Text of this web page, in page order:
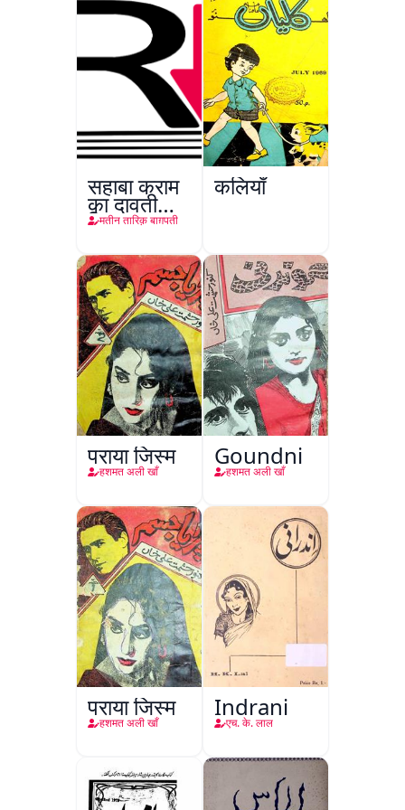
सहाबा कराम
का दावती
किरदार
मतीन तारिक़ बाग़पती
कलियाँ
पराया जिस्म
हशमत अली खाँ
Goundni
हशमत अली खाँ
पराया जिस्म
हशमत अली खाँ
Indrani
एच. के. लाल